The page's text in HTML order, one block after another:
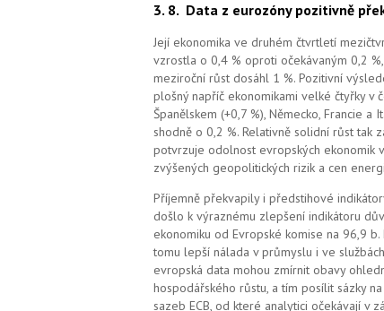
3. 8. Data z eurozóny pozitivně
Její ekonomika ve druhém čtvrtletí
vzrostla o 0,4 % oproti očekávaným 0,2
meziroční růst dosáhl 1 %. Pozitivní
plošný napříč ekonomikami velké čtyřky v
Španělskem (+0,7 %), Německo, Francie a
shodně o 0,2 %. Relativně solidní růst tak
potvrzuje odolnost evropských ekonomik
zvýšených geopolitických rizik a cen
Příjemně překvapily i předstihové
došlo k výraznému zlepšení indikátoru
ekonomiku od Evropské komise na 96,9 b.
tomu lepší nálada v průmyslu i ve
evropská data mohou zmírnit obavy
hospodářského růstu, a tím posílit sázky
sazeb ECB, od které analytici očekávají v